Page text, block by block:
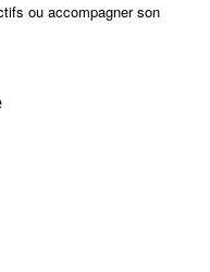
ou accompagner son